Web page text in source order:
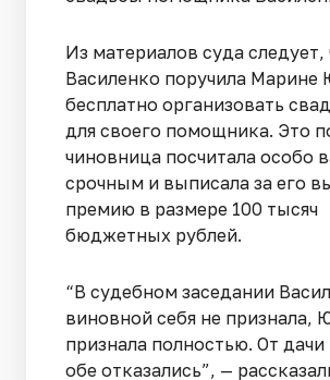
Из материалов суда следует,
Василенко поручила
бесплатно организовать
для своего помощника. Это
чиновница посчитала особо
срочным и выписала за его
премию в размере 100 тысяч
бюджетных рублей.
“В судебном заседании
виновной себя не признала,
признала полностью. От
обе отказались”, —